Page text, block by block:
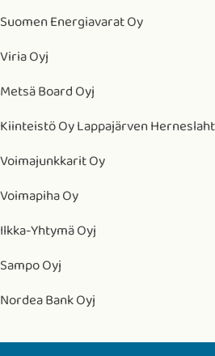
Suomen Energiavarat Oy
Viria Oyj
Metsä Board Oyj
Kiinteistö Oy Lappajärven
Voimajunkkarit Oy
Voimapiha Oy
Ilkka-Yhtymä Oyj
Sampo Oyj
Nordea Bank Oyj